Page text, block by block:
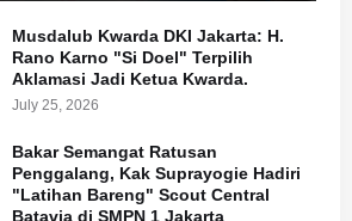
Musdalub Kwarda DKI Jakarta: H.
Rano Karno "Si Doel" Terpilih
Aklamasi Jadi Ketua Kwarda.
July 25, 2026
Bakar Semangat Ratusan
Penggalang, Kak Suprayogie Hadiri
"Latihan Bareng" Scout Central
Batavia di SMPN 1 Jakarta